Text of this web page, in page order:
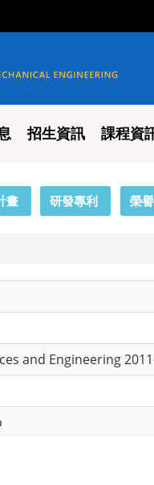
工程學系
招生資訊 課程資
畫 研發專利 榮
and Engineering